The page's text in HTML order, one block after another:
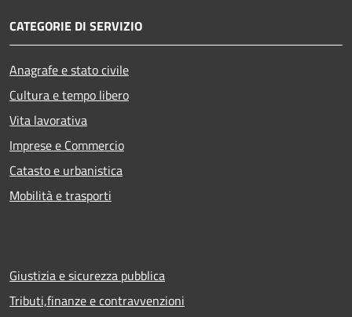
CATEGORIE DI SERVIZIO
Anagrafe e stato civile
Cultura e tempo libero
Vita lavorativa
Imprese e Commercio
Catasto e urbanistica
Mobilità e trasporti
Giustizia e sicurezza pubblica
Tributi,finanze e contravvenzioni